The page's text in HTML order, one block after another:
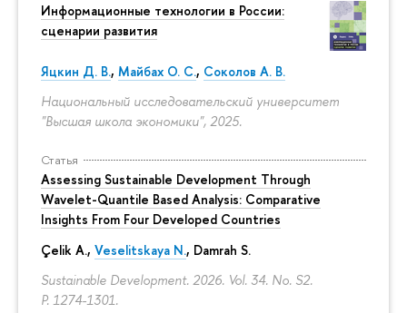
Информационные технологии в России:
сценарии развития
Яцкин Д. В., Майбах О. С., Соколов А. В.
Национальный исследовательский университет
"Высшая школа экономики", 2025.
Статья
Assessing Sustainable Development Through
Wavelet-Quantile Based Analysis: Comparative
Insights From Four Developed Countries
Çelik A., Veselitskaya N., Damrah S.
Sustainable Development. 2026. Vol. 34. No. S2.
P. 1274-1301.